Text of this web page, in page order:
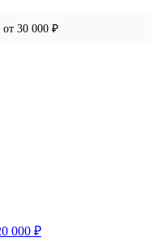
30 000 ₽
000 ₽